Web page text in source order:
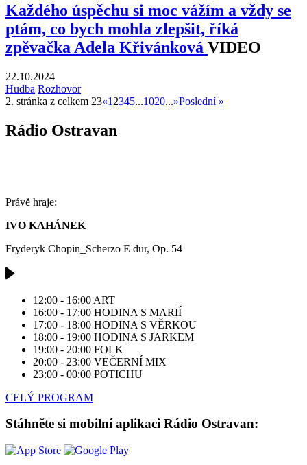
Každého úspěchu si moc vážím a vždy se
ptám, co bych mohla zlepšit, říká
zpěvačka Adela Křivánková VIDEO
22.10.2024
Hudba Rozhovor
2. stránka z celkem 23«1 2345...1020...»Poslední »
Rádio Ostravan
Právě hraje:
IVO KAHÁNEK
Fryderyk Chopin_Scherzo E dur, Op. 54
12:00 - 16:00 ART
16:00 - 17:00 HODINA S MARIÍ
17:00 - 18:00 HODINA S VĚRKOU
18:00 - 19:00 HODINA S JARKEM
19:00 - 20:00 FOLK
20:00 - 23:00 VEČERNÍ MIX
23:00 - 00:00 POTICHU
CELÝ PROGRAM
Stáhněte si mobilní aplikaci Rádio Ostravan: